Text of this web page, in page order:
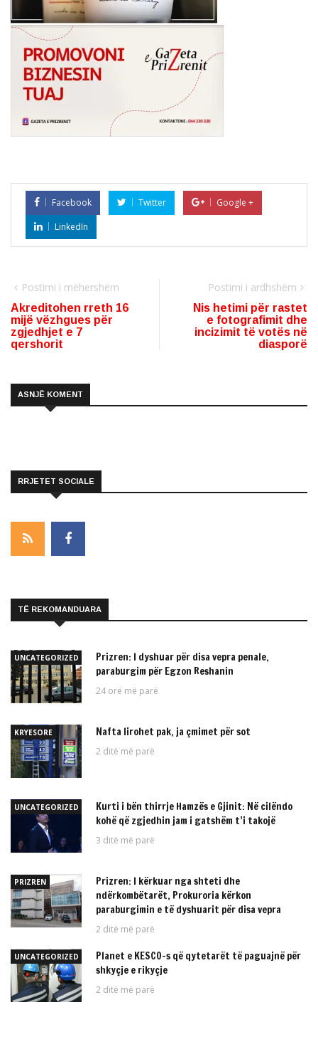
Facebook Twitter
Google +
LinkedIn
Postimi i mëhershëm
Akreditohen rreth 16
mijë vëzhgues për
zgjedhjet e 7
qershorit
Postimi i ardhshëm
Nis hetimi për rastet
e fotografimit dhe
incizimit të votës në
diasporë
ASNJË KOMENT
RRJETET SOCIALE
TË REKOMANDUARA
UNCATEGORIZED
Prizren: I dyshuar për disa vepra penale,
paraburgim për Egzon Reshanin
24 orë më parë
KRYESORE Nafta lirohet pak, ja çmimet për sot
2 ditë më parë
UNCATEGORIZED
Kurti i bën thirrje Hamzës e Gjinit: Në cilëndo
kohë që zgjedhin jam i gatshëm t’i takojë
3 ditë më parë
PRIZREN
Prizren: I kërkuar nga shteti dhe
ndërkombëtarët, Prokuroria kërkon
paraburgimin e të dyshuarit për disa vepra
2 ditë më parë
UNCATEGORIZED
Planet e KESCO-s që qytetarët të paguajnë për
shkyçje e rikyçje
2 ditë më parë